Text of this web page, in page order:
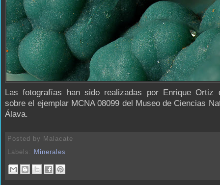
Las fotografías han sido realizadas por Enrique Ortiz
sobre el ejemplar MCNA 08099 del Museo de Ciencias
Álava.
Posted by Malacate
Labels:
Minerales